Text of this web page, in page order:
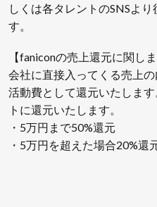
しくは各タレントのSNSよ
す。
【faniconの売上還元に関しま
会社に直接入ってくる売上
活動費として還元いたしま
トに還元いたします。
・5万円まで50%還元
・5万円を超えた場合20%還